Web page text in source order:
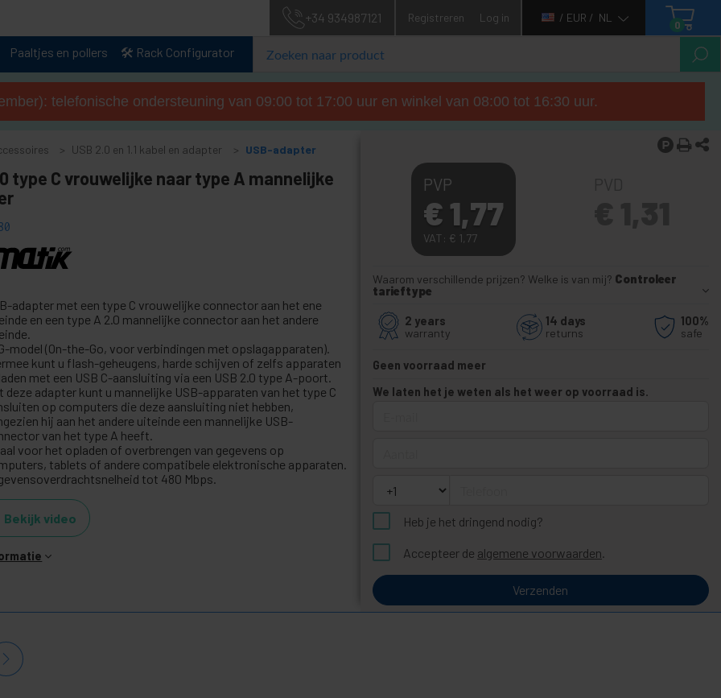
+34 934987121 Registreren Log in / EUR / NL
0
Paaltjes en pollers 🛠️ Rack Configurator
telefonische ondersteuning van 09:00 tot 17:00 uur en winkel van 08:00 tot 16:30 uur.
USB 2.0 en 1.1 kabel en adapter USB-adapter
type C vrouwelijke naar type A mannelijke
adapter met een type C vrouwelijke connector aan het ene
en een type A 2.0 mannelijke connector aan het andere
model (On-the-Go, voor verbindingen met opslagapparaten).
kunt u flash-geheugens, harde schijven of zelfs apparaten
met een USB C-aansluiting via een USB 2.0 type A-poort.
deze adapter kunt u mannelijke USB-apparaten van het type C
op computers die deze aansluiting niet hebben,
hij aan het andere uiteinde een mannelijke USB-
van het type A heeft.
voor het opladen of overbrengen van gegevens op
tablets of andere compatibele elektronische apparaten.
tot 480 Mbps.
Bekijk video
PVP
€ 1,77
VAT: € 1,77
Waarom verschillende prijzen? Welke is van mij? Controleer
tarieftype
2 years
warranty
14 days
returns
100%
safe
Geen voorraad meer
We laten het je weten als het weer op voorraad is.
Heb je het dringend nodig?
Accepteer de algemene voorwaarden.
Verzenden